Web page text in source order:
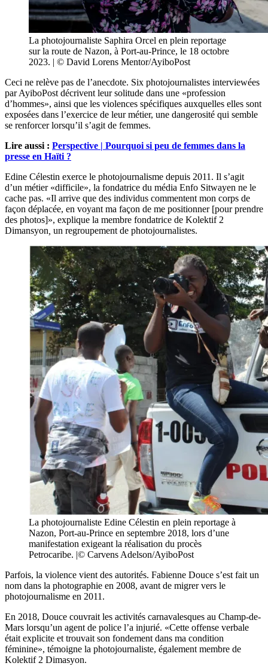
La photojournaliste Saphira Orcel en plein reportage
sur la route de Nazon, à Port-au-Prince, le 18 octobre
2023. | © David Lorens Mentor/AyiboPost
Ceci ne relève pas de l’anecdote. Six photojournalistes interviewées
par AyiboPost décrivent leur solitude dans une «profession
d’hommes», ainsi que les violences spécifiques auxquelles elles sont
exposées dans l’exercice de leur métier, une dangerosité qui semble
se renforcer lorsqu’il s’agit de femmes.
Lire aussi : Perspective | Pourquoi si peu de femmes dans la
presse en Haïti ?
Edine Célestin exerce le photojournalisme depuis 2011. Il s’agit
d’un métier «difficile», la fondatrice du média Enfo Sitwayen ne le
cache pas. «Il arrive que des individus commentent mon corps de
façon déplacée, en voyant ma façon de me positionner [pour prendre
des photos]», explique la membre fondatrice de Kolektif 2
Dimansyon un regroupement de photojournalistes.
La photojournaliste Edine Célestin en plein reportage à
Nazon, Port-au-Prince en septembre 2018, lors d’une
manifestation exigeant la réalisation du procès
Petrocaribe. |© Carvens Adelson/AyiboPost
Parfois, la violence vient des autorités. Fabienne Douce s’est fait un
nom dans la photographie en 2008, avant de migrer vers le
photojournalisme en 2011.
En 2018, Douce couvrait les activités carnavalesques au Champ-de-
Mars lorsqu’un agent de police l’a injurié. «Cette offense verbale
était explicite et trouvait son fondement dans ma condition
féminine», témoigne la photojournaliste, également membre de
Kolektif 2 Dimasyon.